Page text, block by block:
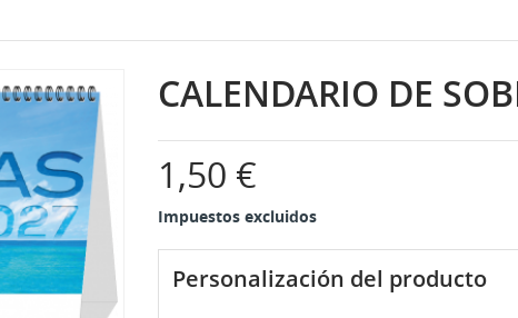
CALENDARIO DE
1,50 €
Impuestos excluidos
Personalización del producto